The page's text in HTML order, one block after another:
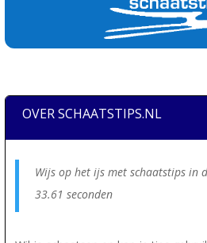
OVER SCHAATSTIPS.NL
Wijs op het ijs met schaatstips in
33.61 seconden